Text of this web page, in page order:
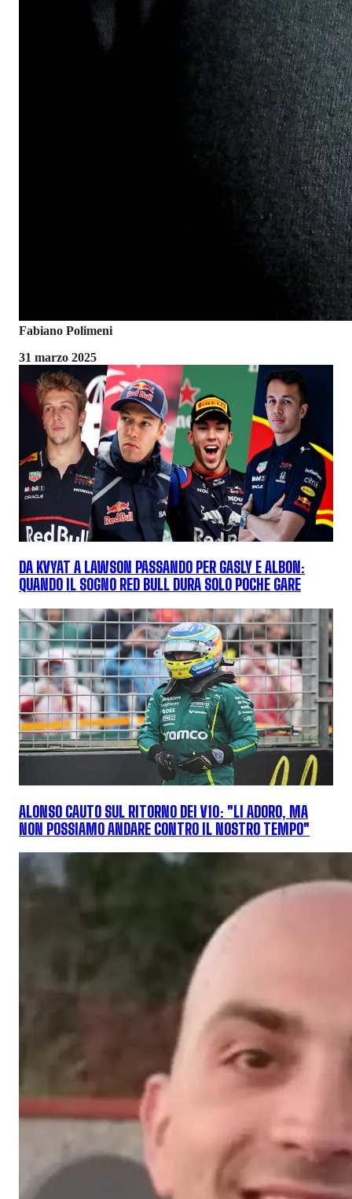
Fabiano Polimeni
31 marzo 2025
DA KVYAT A LAWSON PASSANDO PER GASLY E ALBON:
QUANDO IL SOGNO RED BULL DURA SOLO POCHE GARE
ALONSO CAUTO SUL RITORNO DEI V10: "LI ADORO, MA
NON POSSIAMO ANDARE CONTRO IL NOSTRO TEMPO"